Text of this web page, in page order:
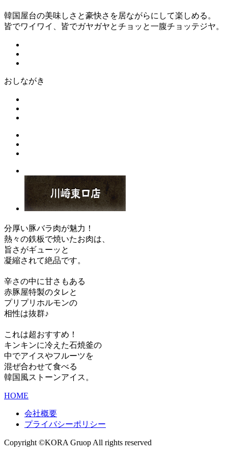
韓国屋台の美味しさと豪快さを居ながらにして楽しめる。
皆でワイワイ、皆でガヤガヤとチョッと一腹チョッテジヤ。
おしながき
分厚い豚バラ肉が魅力！
熱々の鉄板で焼いたお肉は、
旨さがギューッと
凝縮されて絶品です。
辛さの中に甘さもある
赤豚屋特製のタレと
プリプリホルモンの
相性は抜群♪
これは超おすすめ！
キンキンに冷えた石焼釜の
中でアイスやフルーツを
混ぜ合わせて食べる
韓国風ストーンアイス。
HOME
会社概要
プライバシーポリシー
Copyright ©KORA Gruop All rights reserved